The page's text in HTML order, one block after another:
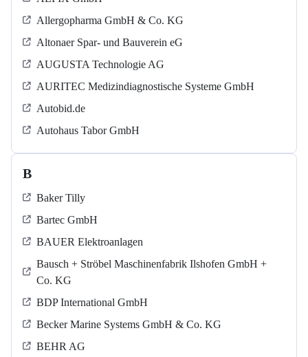
Allergopharma GmbH & Co. KG
Altonaer Spar- und Bauverein eG
AUGUSTA Technologie AG
AURITEC Medizindiagnostische Systeme GmbH
Autobid.de
Autohaus Tabor GmbH
B
Baker Tilly
Bartec GmbH
BAUER Elektroanlagen
Bausch + Ströbel Maschinenfabrik Ilshofen GmbH +
Co. KG
BDP International GmbH
Becker Marine Systems GmbH & Co. KG
BEHR AG